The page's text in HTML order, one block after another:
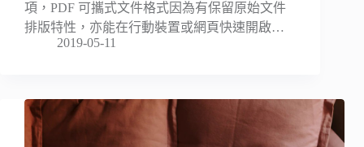
項，PDF 可攜式文件格式因為有保留原始文件
排版特性，亦能在行動裝置或網頁快速開啟…
2019-05-11